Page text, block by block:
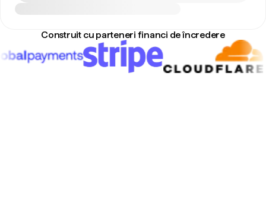
Construit cu parteneri financi de încredere